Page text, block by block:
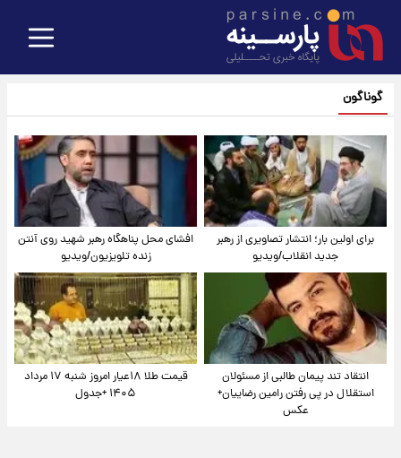
گوناگون
برای اولین بار؛ انتشار تصاویری از رهبر
جدید انقلاب/ویدیو
افشای محل پناهگاه‌ رهبر شهید روی آنتن
زنده تلویزیون/ویدیو
انتقاد تند پیمان طالبی از مسئولان
استقلال در پی رفتن رامین رضاییان+
عکس
قیمت طلا ۱۸عیار امروز شنبه ۱۷ مرداد
۱۴۰۵ +جدول